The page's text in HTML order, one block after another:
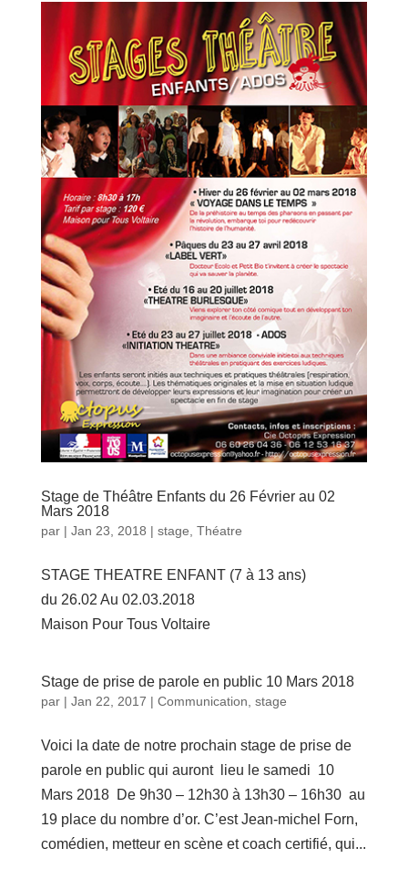
Stage de Théâtre Enfants du 26 Février au 02
Mars 2018
par | Jan 23, 2018 | stage Théatre
STAGE THEATRE ENFANT (7 à 13 ans)
du 26.02 Au 02.03.2018
Maison Pour Tous Voltaire
Stage de prise de parole en public 10 Mars 2018
par | Jan 22, 2017 | Communication stage
Voici la date de notre prochain stage de prise de
parole en public qui auront lieu le samedi 10
Mars 2018 De 9h30 – 12h30 à 13h30 – 16h30 au
19 place du nombre d’or. C’est Jean-michel Forn,
comédien, metteur en scène et coach certifié, qui...